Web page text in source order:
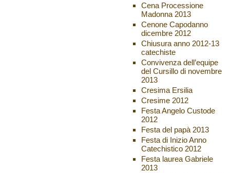
Cena Processione
Madonna 2013
Cenone Capodanno
dicembre 2012
Chiusura anno 2012-13
catechiste
Convivenza dell’equipe
del Cursillo di novembre
2013
Cresima Ersilia
Cresime 2012
Festa Angelo Custode
2012
Festa del papà 2013
Festa di Inizio Anno
Catechistico 2012
Festa laurea Gabriele
2013